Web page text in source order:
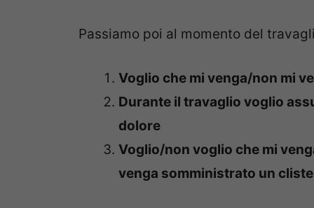
Passiamo poi al momento del
Voglio che mi venga/non mi
Durante il travaglio voglio
dolore
Voglio/non voglio che mi
venga somministrato un